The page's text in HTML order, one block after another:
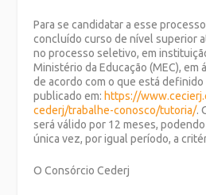
Para se candidatar a esse
concluído curso de nível superior
no processo seletivo, em
Ministério da Educação (MEC), em
de acordo com o que está definido
publicado em: https://
cederj/trabalhe-conosco/tutoria/.
será válido por 12 meses,
única vez, por igual período, a
O Consórcio Cederj